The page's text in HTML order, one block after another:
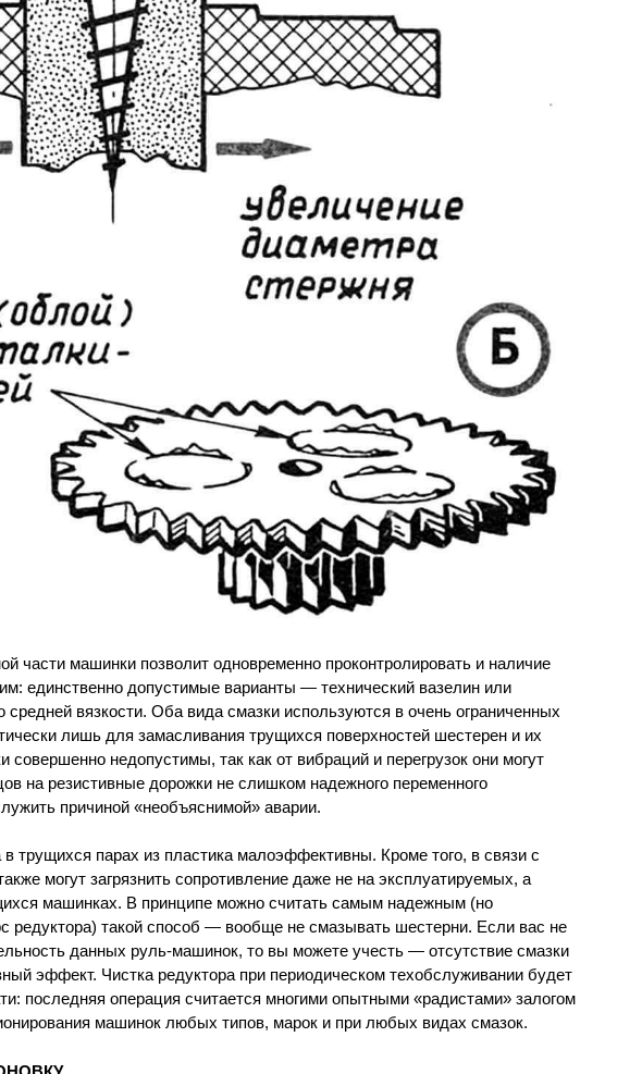
части машинки позволит одновременно проконтролировать и наличие
единственно допустимые варианты — технический вазелин или
средней вязкости. Оба вида смазки используются в очень ограниченных
лишь для замасливания трущихся поверхностей шестерен и их
совершенно недопустимы, так как от вибраций и перегрузок они могут
на резистивные дорожки не слишком надежного переменного
причиной «необъяснимой» аварии.
трущихся парах из пластика малоэффективны. Кроме того, в связи с
могут загрязнить сопротивление даже не на эксплуатируемых, а
машинках. В принципе можно считать самым надежным (но
редуктора) такой способ — вообще не смазывать шестерни. Если вас не
данных руль-машинок, то вы можете учесть — отсутствие смазки
эффект. Чистка редуктора при периодическом техобслуживании будет
последняя операция считается многими опытными «радистами» залогом
машинок любых типов, марок и при любых видах смазок.